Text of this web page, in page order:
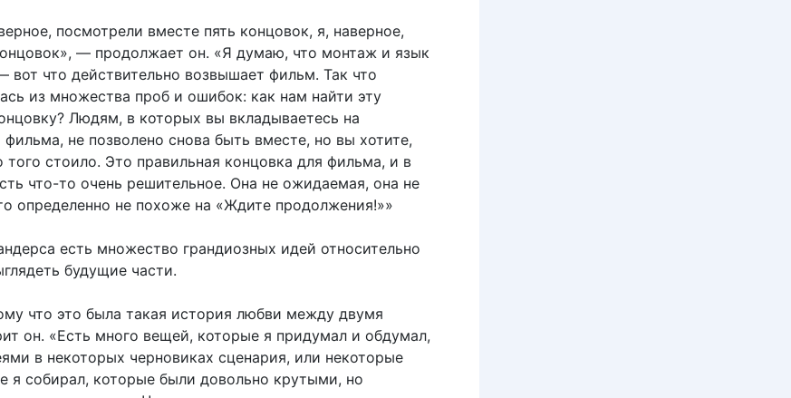
посмотрели вместе пять концовок, я, наверное,
— продолжает он. «Я думаю, что монтаж и язык
вот что действительно возвышает фильм. Так что
из множества проб и ошибок: как нам найти эту
Людям, в которых вы вкладываетесь на
не позволено снова быть вместе, но вы хотите,
того стоило. Это правильная концовка для фильма, и в
что-то очень решительное. Она не ожидаемая, она не
определенно не похоже на «Ждите продолжения!»»
есть множество грандиозных идей относительно
будущие части.
что это была такая история любви между двумя
он. «Есть много вещей, которые я придумал и обдумал,
в некоторых черновиках сценария, или некоторые
я собирал, которые были довольно крутыми, но